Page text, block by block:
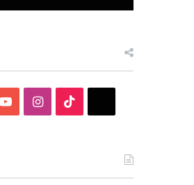
YouTubeInstagram